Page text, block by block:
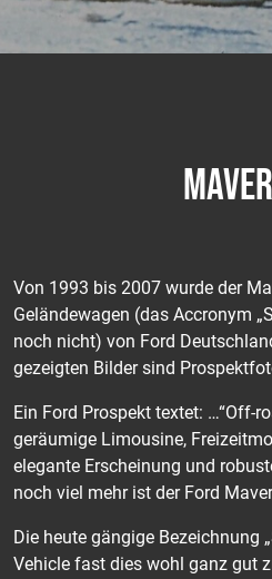
Von 1993 bis 2007 wurde der
Geländewagen (das Accronym
noch nicht) von Ford
gezeigten Bilder sind
Ein Ford Prospekt textet: …“Off-
geräumige Limousine,
elegante Erscheinung und
noch viel mehr ist der Ford
Die heute gängige Bezeichnung
Vehicle fast dies wohl ganz gut